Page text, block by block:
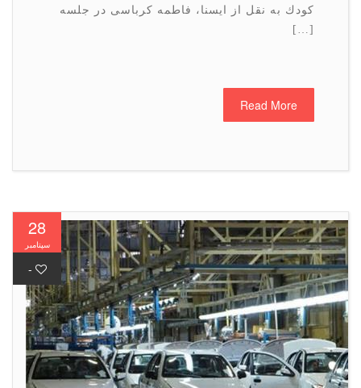
كودك به نقل از ایسنا، فاطمه كرباسی در جلسه
Read More
28
سپتامبر
-